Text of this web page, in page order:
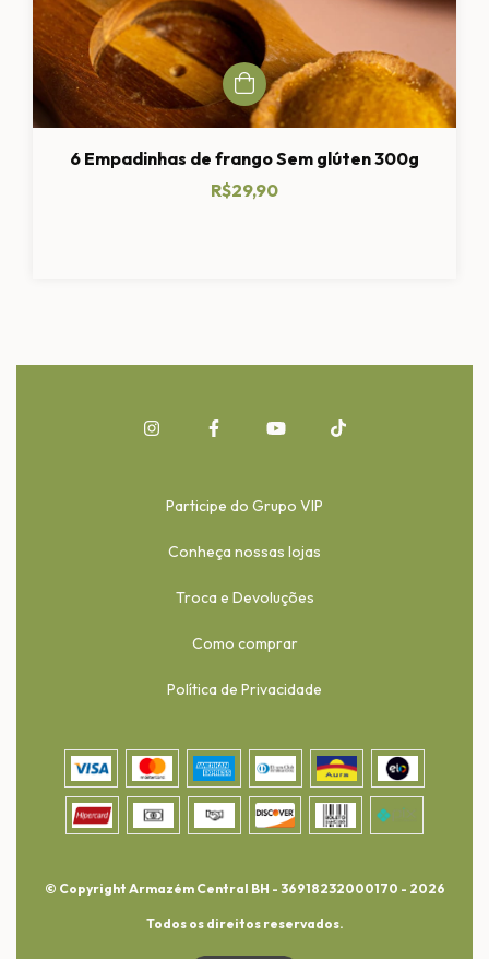
6 Empadinhas de frango Sem glúten 300g
R$29,90
Participe do Grupo VIP
Conheça nossas lojas
Troca e Devoluções
Como comprar
Política de Privacidade
© Copyright Armazém Central BH - 36918232000170 - 2026
Todos os direitos reservados.